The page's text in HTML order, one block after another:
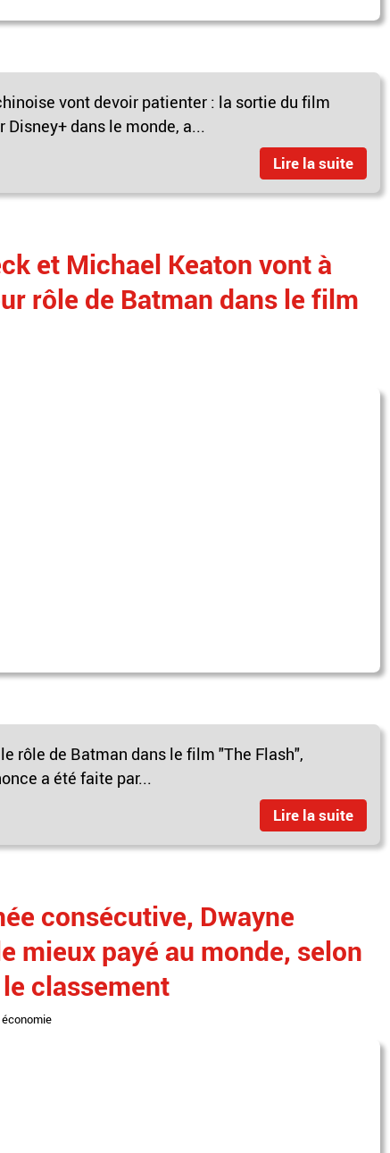
vont devoir patienter : la sortie du film
dans le monde, a...
Lire la suite
et Michael Keaton vont à
rôle de Batman dans le film
rôle de Batman dans le film "The Flash",
a été faite par...
Lire la suite
consécutive, Dwayne
mieux payé au monde, selon
classement
économie